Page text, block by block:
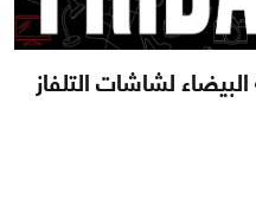
لشاشات التلفاز